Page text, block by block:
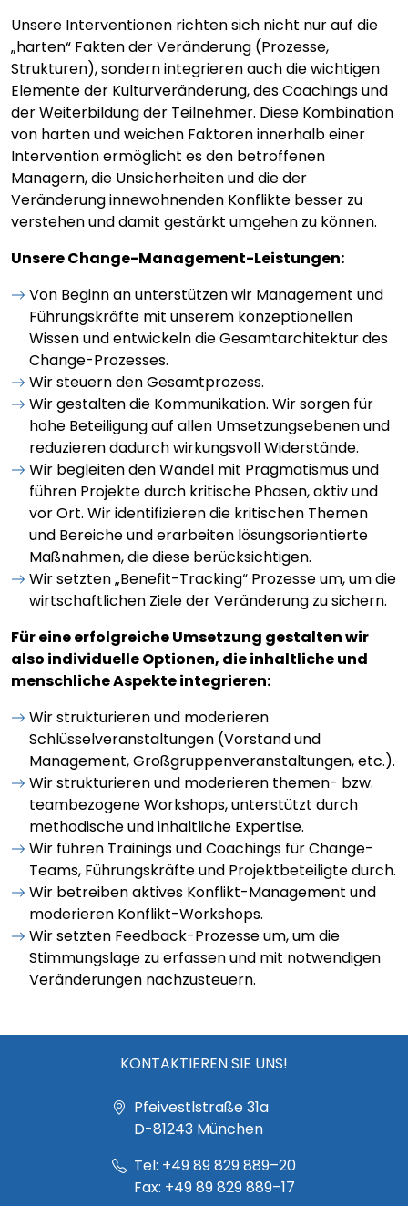
Unsere Interventionen richten sich nicht nur auf die
„harten“ Fakten der Veränderung (Prozesse,
Strukturen), sondern integrieren auch die wichtigen
Elemente der Kulturveränderung, des Coachings und
der Weiterbildung der Teilnehmer. Diese Kombination
von harten und weichen Faktoren innerhalb einer
Intervention ermöglicht es den betroffenen
Managern, die Unsicherheiten und die der
Veränderung innewohnenden Konflikte besser zu
verstehen und damit gestärkt umgehen zu können.
Unsere Change-Management-Leistungen:
Von Beginn an unterstützen wir Management und
Führungskräfte mit unserem konzeptionellen
Wissen und entwickeln die Gesamtarchitektur des
Change-Prozesses.
Wir steuern den Gesamtprozess.
Wir gestalten die Kommunikation. Wir sorgen für
hohe Beteiligung auf allen Umsetzungsebenen und
reduzieren dadurch wirkungsvoll Widerstände.
Wir begleiten den Wandel mit Pragmatismus und
führen Projekte durch kritische Phasen, aktiv und
vor Ort. Wir identifizieren die kritischen Themen
und Bereiche und erarbeiten lösungsorientierte
Maßnahmen, die diese berücksichtigen.
Wir setzten „Benefit-Tracking“ Prozesse um, um die
wirtschaftlichen Ziele der Veränderung zu sichern.
Für eine erfolgreiche Umsetzung gestalten wir
also individuelle Optionen, die inhaltliche und
menschliche Aspekte integrieren:
Wir strukturieren und moderieren
Schlüsselveranstaltungen (Vorstand und
Management, Großgruppenveranstaltungen, etc.).
Wir strukturieren und moderieren themen- bzw.
teambezogene Workshops, unterstützt durch
methodische und inhaltliche Expertise.
Wir führen Trainings und Coachings für Change-
Teams, Führungskräfte und Projektbeteiligte durch.
Wir betreiben aktives Konflikt-Management und
moderieren Konflikt-Workshops.
Wir setzten Feedback-Prozesse um, um die
Stimmungslage zu erfassen und mit notwendigen
Veränderungen nachzusteuern.
KONTAKTIEREN SIE UNS!
Pfeivestlstraße 31a
D-81243 München
Tel: +49 89 829 889–20
Fax: +49 89 829 889–17